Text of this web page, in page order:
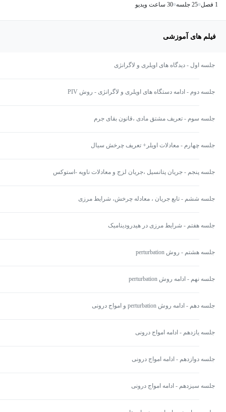
1 فصل 25 جلسه 30 ساعت ویدیو
فیلم های آموزشی
جلسه اول - دیدگاه های اویلری و لاگرانژی
جلسه دوم - ادامه دستگاه های اویلری و لاگرانژی - روش PIV
جلسه سوم - تعریف مشتق مادی ،قانون بقای جرم
جلسه چهارم - معادلات اویلر+ تعریف چرخش سیال
جلسه پنجم - جریان پتانسیل ،جریان لزج و معادلات ناویه -استوکس
جلسه ششم - تابع جریان ، معادله چرخش، شرایط مرزی
جلسه هفتم - شرایط مرزی در هیدرودینامیک
جلسه هشتم - روش perturbation
جلسه نهم - ادامه روش perturbation
جلسه دهم - ادامه روش perturbation و امواج درونی
جلسه یازدهم - ادامه امواج درونی
جلسه دوازدهم - ادامه امواج درونی
جلسه سیزدهم - ادامه امواج درونی